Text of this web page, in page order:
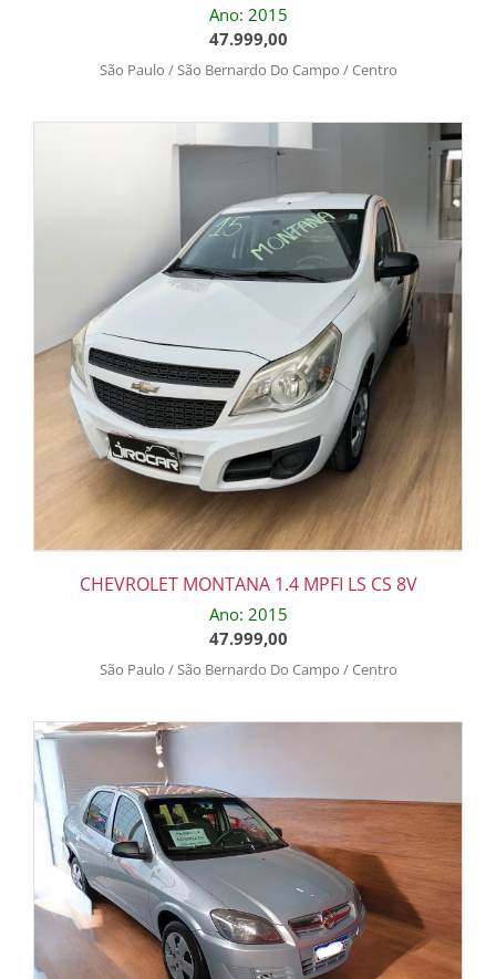
Ano: 2015
47.999,00
São Paulo / São Bernardo Do Campo / Centro
CHEVROLET MONTANA 1.4 MPFI LS CS 8V
Ano: 2015
47.999,00
São Paulo / São Bernardo Do Campo / Centro